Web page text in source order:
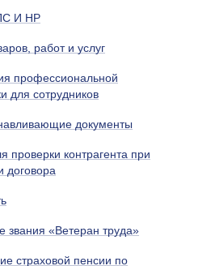
И НР
работ и услуг
профессиональной
для сотрудников
документы
проверки контрагента при
договора
звания «Ветеран труда»
страховой пенсии по